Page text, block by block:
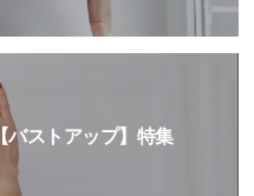
バストアップ】特集